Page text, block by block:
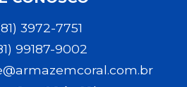
3972-7751
99187-9002